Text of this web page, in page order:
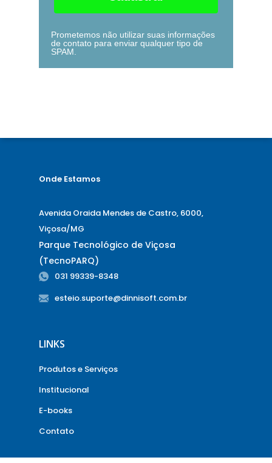
Prometemos não utilizar suas informações
de contato para enviar qualquer tipo de
SPAM.
Onde Estamos
Avenida Oraida Mendes de Castro, 6000,
Viçosa/MG
Parque Tecnológico de Viçosa
(TecnoPARQ)
031 99339-8348
esteio.suporte@dinnisoft.com.br
LINKS
Produtos e Serviços
Institucional
E-books
Contato